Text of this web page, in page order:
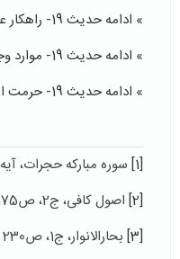
» ادامه حدیث 19- راهکار علمی و عملی ترک غیبت»
» ادامه حدیث 19- موارد وجوب و جواز غیبت
» ادامه حدیث 19- حرمت استماع و وجوب ردّ غیبت
[1] سوره مبارکه حجرات، آیه 10
[2]
اصول کافی، ج2، ص175
[3]
بحارالانوار، ج1، ص230